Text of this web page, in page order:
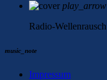
play_arrow
Radio-Wellenrausch
music_note
Impressum